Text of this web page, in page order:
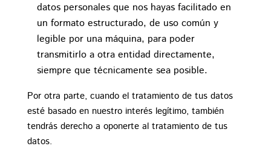
datos personales que nos hayas facilitado en
un formato estructurado, de uso común y
legible por una máquina, para poder
transmitirlo a otra entidad directamente,
siempre que técnicamente sea posible.
Por otra parte, cuando el tratamiento de tus datos
esté basado en nuestro interés legítimo, también
tendrás derecho a oponerte al tratamiento de tus
datos.